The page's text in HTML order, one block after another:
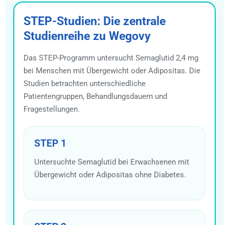
STEP-Studien: Die zentrale
Studienreihe zu Wegovy
Das STEP-Programm untersucht Semaglutid 2,4 mg
bei Menschen mit Übergewicht oder Adipositas. Die
Studien betrachten unterschiedliche
Patientengruppen, Behandlungsdauern und
Fragestellungen.
STEP 1
Untersuchte Semaglutid bei Erwachsenen mit
Übergewicht oder Adipositas ohne Diabetes.